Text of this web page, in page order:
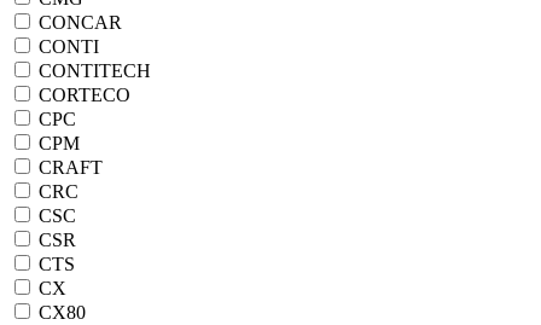
CONCAR
CONTI
CONTITECH
CORTECO
CPC
CPM
CRAFT
CRC
CSC
CSR
CTS
CX
CX80